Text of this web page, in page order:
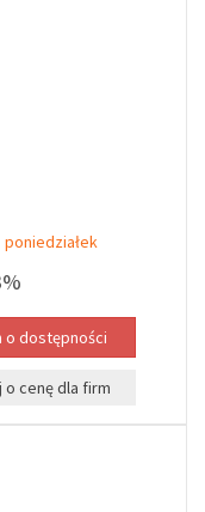
poniedziałek
o cenę dla firm